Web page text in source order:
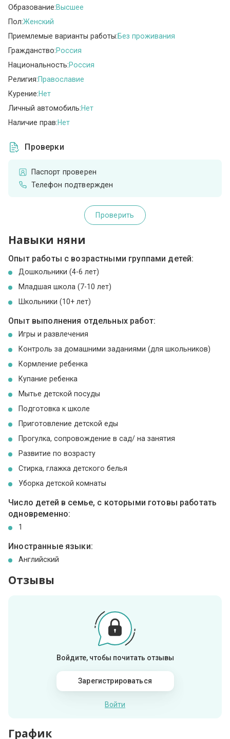
Образование:Высшее
Пол:Женский
Приемлемые варианты работы:Без проживания
Гражданство:Россия
Национальность:Россия
Религия:Православие
Курение:Нет
Личный автомобиль:Нет
Наличие прав:Нет
Проверки
Паспорт проверен
Телефон подтвержден
Проверить
Навыки няни
Опыт работы с возрастными группами детей:
Дошкольники (4-6 лет)
Младшая школа (7-10 лет)
Школьники (10+ лет)
Опыт выполнения отдельных работ:
Игры и развлечения
Контроль за домашними заданиями (для школьников)
Кормление ребенка
Купание ребенка
Мытье детской посуды
Подготовка к школе
Приготовление детской еды
Прогулка, сопровождение в сад/ на занятия
Развитие по возрасту
Стирка, глажка детского белья
Уборка детской комнаты
Число детей в семье, с которыми готовы работать
одновременно:
1
Иностранные языки:
Английский
Отзывы
Войдите, чтобы почитать отзывы
Зарегистрироваться
Войти
График